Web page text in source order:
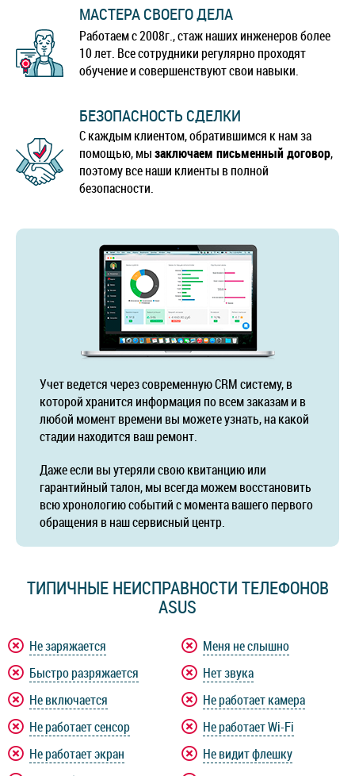
МАСТЕРА СВОЕГО ДЕЛА
Работаем с 2008г., стаж наших инженеров более
10 лет. Все сотрудники регулярно проходят
обучение и совершенствуют свои навыки.
БЕЗОПАСНОСТЬ СДЕЛКИ
С каждым клиентом, обратившимся к нам за
помощью, мызаключаем письменный договор,
поэтому все наши клиенты в полной
безопасности.
Учет ведется через современную CRM систему, в
которой хранится информация по всем заказам и в
любой момент времени вы можете узнать, на какой
стадии находится ваш ремонт.
Даже если вы утеряли свою квитанцию или
гарантийный талон, мы всегда можем восстановить
всю хронологию событий с момента вашего первого
обращения в наш сервисный центр.
ТИПИЧНЫЕ НЕИСПРАВНОСТИ ТЕЛЕФОНОВ
ASUS
Не заряжается
Быстро разряжается
Не включается
Не работает сенсор
Не работает экран
Меня не слышно
Нет звука
Не работает камера
Не работает Wi-Fi
Не видит флешку